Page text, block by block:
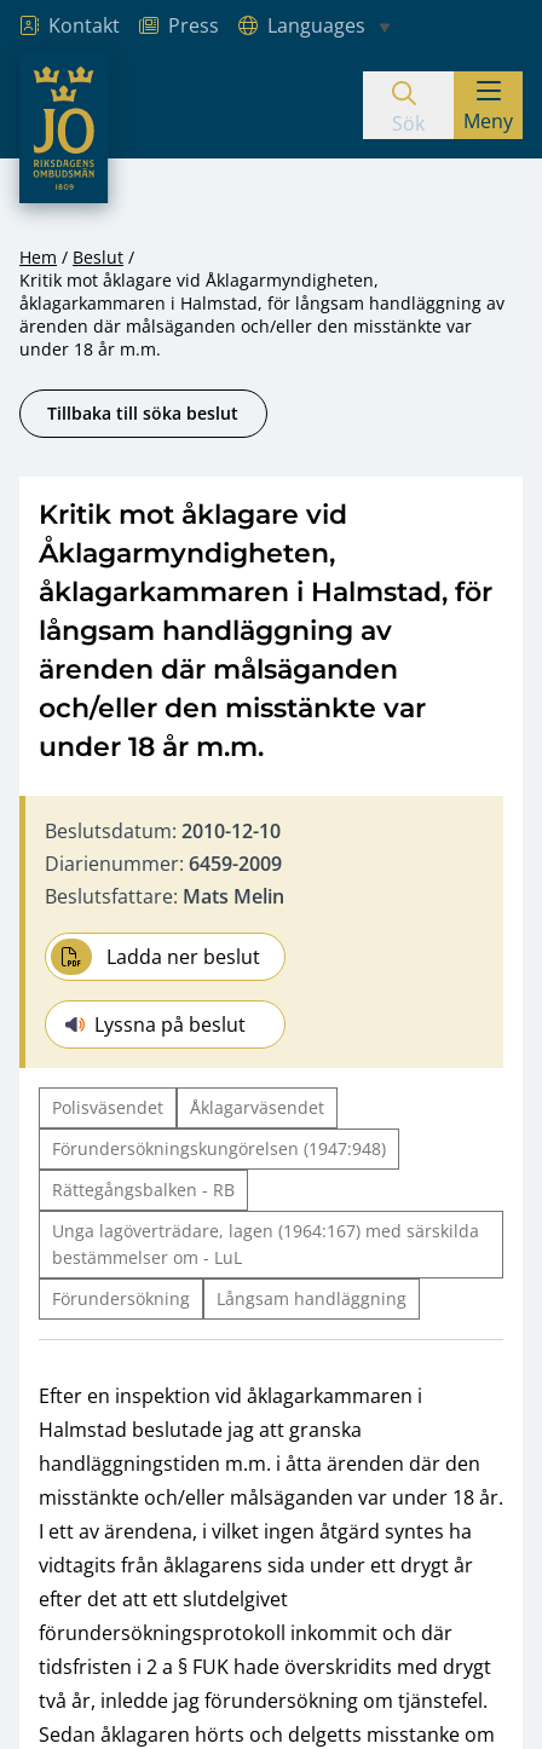
Hoppa till innehåll
Kontakt Press
Languages
JO – Riksdagens Ombudsmän
Sök Meny
Hem
Beslut
Kritik mot åklagare vid Åklagarmyndigheten,
åklagarkammaren i Halmstad, för långsam handläggning av
ärenden där målsäganden och/eller den misstänkte var
under 18 år m.m.
Tillbaka till söka beslut
Kritik mot åklagare vid
Åklagarmyndigheten,
åklagarkammaren i Halmstad, för
långsam handläggning av
ärenden där målsäganden
och/eller den misstänkte var
under 18 år m.m.
Beslutsdatum: 2010-12-10
Diarienummer: 6459-2009
Beslutsfattare: Mats Melin
Ladda ner beslut
Lyssna på beslut
Polisväsendet
Åklagarväsendet
Förundersökningskungörelsen (1947:948)
Rättegångsbalken - RB
Unga lagöverträdare, lagen (1964:167) med särskilda
bestämmelser om - LuL
Förundersökning
Långsam handläggning
Efter en inspektion vid åklagarkammaren i
Halmstad beslutade jag att granska
handläggningstiden m.m. i åtta ärenden där den
misstänkte och/eller målsäganden var under 18 år.
I ett av ärendena, i vilket ingen åtgärd syntes ha
vidtagits från åklagarens sida under ett drygt år
efter det att ett slutdelgivet
förundersökningsprotokoll inkommit och där
tidsfristen i 2 a § FUK hade överskridits med drygt
två år, inledde jag förundersökning om tjänstefel.
Sedan åklagaren hörts och delgetts misstanke om